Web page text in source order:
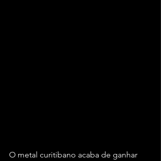
O metal curitibano acaba de ganhar